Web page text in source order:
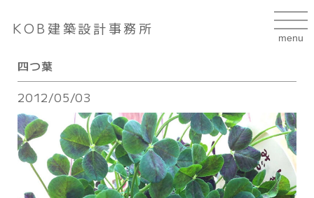
KOB建築設計事務所
四つ葉
2012/05/03